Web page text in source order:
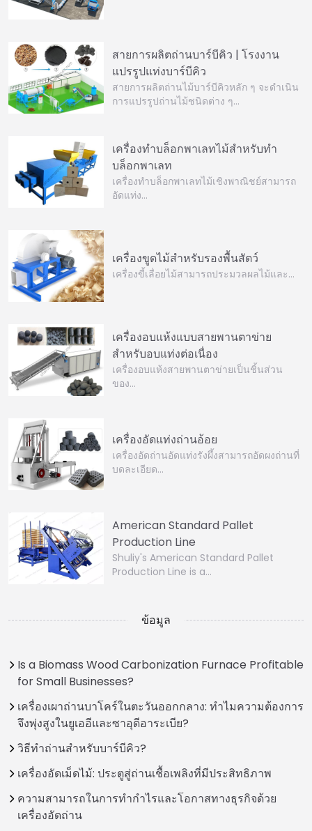
สายการผลิตถ่านบาร์บีคิว | โรงงาน
แปรรูปแท่งบาร์บีคิว
สายการผลิตถ่านไม้บาร์บีคิวหลัก ๆ จะดำเนิน
การแปรรูปถ่านไม้ชนิดต่าง ๆ…
เครื่องทำบล็อกพาเลทไม้สำหรับทำ
บล็อกพาเลท
เครื่องทำบล็อกพาเลทไม้เชิงพาณิชย์สามารถ
อัดแท่ง…
เครื่องขูดไม้สำหรับรองพื้นสัตว์
เครื่องขี้เลื่อยไม้สามารถประมวลผลไม้และ…
เครื่องอบแห้งแบบสายพานตาข่าย
สำหรับอบแท่งต่อเนื่อง
เครื่องอบแห้งสายพานตาข่ายเป็นชิ้นส่วน
ของ…
เครื่องอัดแท่งถ่านอ้อย
เครื่องอัดถ่านอัดแท่งรังผึ้งสามารถอัดผงถ่านที่
บดละเอียด…
American Standard Pallet
Production Line
Shuliy's American Standard Pallet
Production Line is a…
ข้อมูล
Is a Biomass Wood Carbonization Furnace Profitable
for Small Businesses?
เครื่องเผาถ่านบาโคร์ในตะวันออกกลาง: ทำไมความต้องการ
จึงพุ่งสูงในยูเออีและซาอุดีอาระเบีย?
วิธีทำถ่านสำหรับบาร์บีคิว?
เครื่องอัดเม็ดไม้: ประตูสู่ถ่านเชื้อเพลิงที่มีประสิทธิภาพ
ความสามารถในการทำกำไรและโอกาสทางธุรกิจด้วย
เครื่องอัดถ่าน